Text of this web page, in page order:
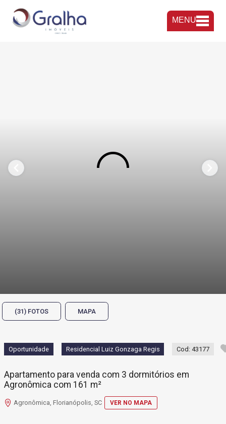
MENU
(31) FOTOS MAPA
Oportunidade Residencial Luiz Gonzaga Regis Cod: 43177
Apartamento para venda com 3 dormitórios em
Agronômica com 161 m²
Agronômica, Florianópolis, SC VER NO MAPA